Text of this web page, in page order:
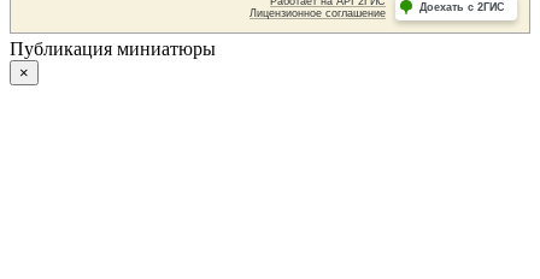
Публикация миниатюры
×